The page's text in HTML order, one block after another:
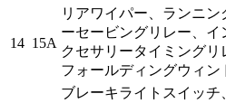
14 15A
リアワイパー、ランニ
ーセービングリレー、
クセサリータイミングリ
フォールディングウィン
ブレーキライトスイッ